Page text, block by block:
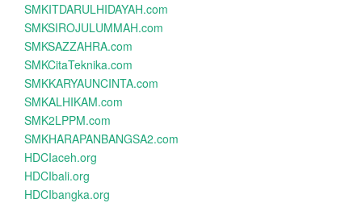
SMKITDARULHIDAYAH.com
SMKSIROJULUMMAH.com
SMKSAZZAHRA.com
SMKCitaTeknika.com
SMKKARYAUNCINTA.com
SMKALHIKAM.com
SMK2LPPM.com
SMKHARAPANBANGSA2.com
HDCIaceh.org
HDCIbali.org
HDCIbangka.org